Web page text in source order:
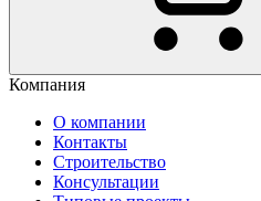
Компания
О компании
Контакты
Строительство
Консультации